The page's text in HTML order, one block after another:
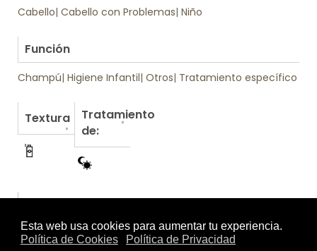
Cabello| Cabello con Problemas| Niño
Función
Champú| Higiene Infantil| Otros| Tratamiento específico
Textura
Tratamiento
de: